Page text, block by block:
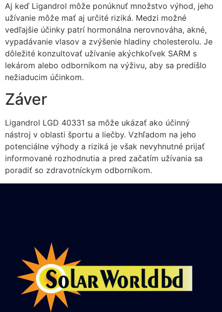
Aj keď Ligandrol môže ponúknuť množstvo výhod, jeho
užívanie môže mať aj určité riziká. Medzi možné
vedľajšie účinky patrí hormonálna nerovnováha, akné,
vypadávanie vlasov a zvýšenie hladiny cholesterolu. Je
dôležité konzultovať užívanie akýchkoľvek SARM s
lekárom alebo odborníkom na výživu, aby sa predišlo
nežiaducim účinkom.
Záver
Ligandrol LGD 40331 sa môže ukázať ako účinný
nástroj v oblasti športu a liečby. Vzhľadom na jeho
potenciálne výhody a riziká je však nevyhnutné prijať
informované rozhodnutia a pred začatím užívania sa
poradiť so zdravotníckym odborníkom.